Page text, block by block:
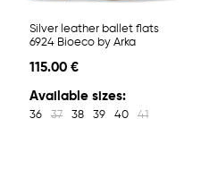
Silver leather ballet flats
6924 Bioeco by Arka
115.00 €
Available sizes:
36 37 38 39 40 41